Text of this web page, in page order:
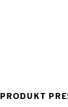
PRODUKT